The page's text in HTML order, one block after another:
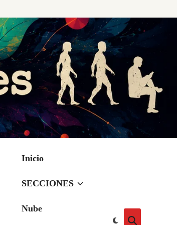
Inicio
SECCIONES
Nube
Cambiar
Abrir